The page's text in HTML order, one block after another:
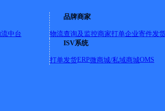
中台
品牌商家
物流查询及监控商家打单企业寄件发
ISV系统
打单发货ERP微商城/私域商城OMS
点
城镇师范学校院内
镇宁武县凤凰镇滨河北大街